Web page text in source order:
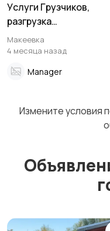
Уcлуги Гpузчиков,
pазгрузка
стpоймaтеpиалoв,
мебели, подъём на
Макеевка
4 месяца назад
Manager
Измените условия